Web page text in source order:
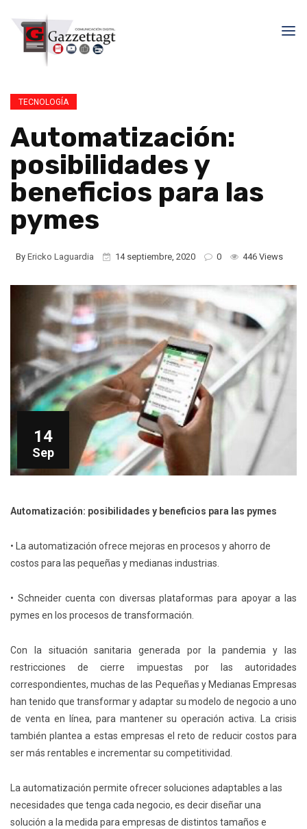
TECNOLOGÍA
Automatización:
posibilidades y
beneficios para las
pymes
By Ericko Laguardia 14 septiembre, 2020 0 446 Views
14
Sep
Automatización: posibilidades y beneficios para las pymes
• La automatización ofrece mejoras en procesos y ahorro de
costos para las pequeñas y medianas industrias.
• Schneider cuenta con diversas plataformas para apoyar a las
pymes en los procesos de transformación.
Con la situación sanitaria generada por la pandemia y las
restricciones de cierre impuestas por las autoridades
correspondientes, muchas de las Pequeñas y Medianas Empresas
han tenido que transformar y adaptar su modelo de negocio a uno
de venta en línea, para mantener su operación activa. La crisis
también plantea a estas empresas el reto de reducir costos para
ser más rentables e incrementar su competitividad.
La automatización permite ofrecer soluciones adaptables a las
necesidades que tenga cada negocio, es decir diseñar una
solución a la medida para empresas de distintos tamaños e